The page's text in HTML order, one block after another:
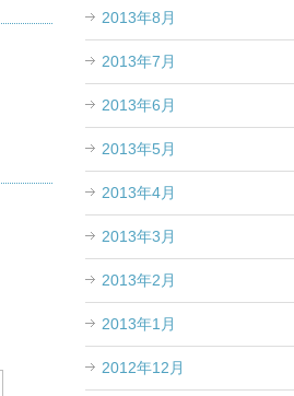
2013年8月
2013年7月
2013年6月
2013年5月
2013年4月
2013年3月
2013年2月
2013年1月
2012年12月